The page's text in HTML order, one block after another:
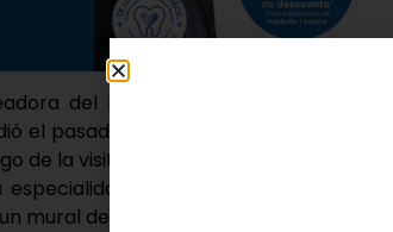
del Museo de los Cuentos y la
el pasado miércoles a un encuentro
de la visita, esta artista vallisoletana
especialidad en el mundo del arte.
mural de Times Square y en el Louvre.